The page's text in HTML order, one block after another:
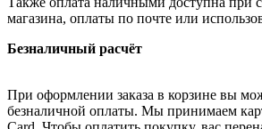
магазина, оплаты по почте или
Безналичный расчёт
При оформлении заказа в корзине вы
безналичной оплаты. Мы принимаем